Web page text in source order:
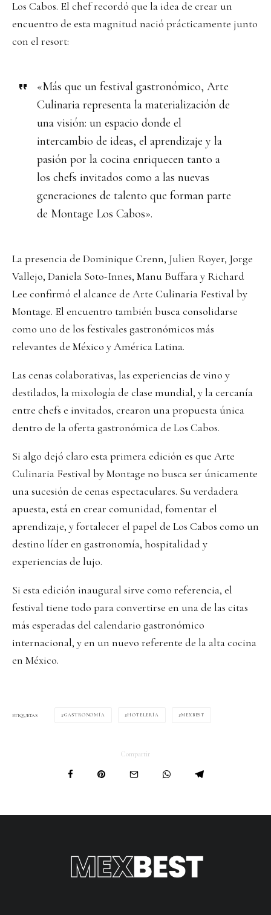
Los Cabos. El chef recordó que la idea de crear un
encuentro de esta magnitud nació prácticamente junto
con el resort:
«Más que un festival gastronómico, Arte
Culinaria representa la materialización de
una visión: un espacio donde el
intercambio de ideas, el aprendizaje y la
pasión por la cocina enriquecen tanto a
los chefs invitados como a las nuevas
generaciones de talento que forman parte
de Montage Los Cabos».
La presencia de Dominique Crenn, Julien Royer, Jorge
Vallejo, Daniela Soto-Innes, Manu Buffara y Richard
Lee confirmó el alcance de Arte Culinaria Festival by
Montage. El encuentro también busca consolidarse
como uno de los festivales gastronómicos más
relevantes de México y América Latina.
Las cenas colaborativas, las experiencias de vino y
destilados, la mixología de clase mundial, y la cercanía
entre chefs e invitados, crearon una propuesta única
dentro de la oferta gastronómica de Los Cabos.
Si algo dejó claro esta primera edición es que Arte
Culinaria Festival by Montage no busca ser únicamente
una sucesión de cenas espectaculares. Su verdadera
apuesta, está en crear comunidad, fomentar el
aprendizaje, y fortalecer el papel de Los Cabos como un
destino líder en gastronomía, hospitalidad y
experiencias de lujo.
Si esta edición inaugural sirve como referencia, el
festival tiene todo para convertirse en una de las citas
más esperadas del calendario gastronómico
internacional, y en un nuevo referente de la alta cocina
en México.
ETIQUETAS GASTRONOMÍA HOTELERÍA MEXBEST
Compartir